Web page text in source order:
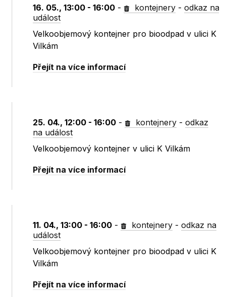
16. 05., 13:00 - 16:00 - kontejnery -odkaz na
událost
Velkoobjemový kontejner pro bioodpad v ulici K
Vilkám
Přejít na více informací
25. 04., 12:00 - 16:00 - kontejnery -odkaz
na událost
Velkoobjemový kontejner v ulici K Vilkám
Přejít na více informací
11. 04., 13:00 - 16:00 - kontejnery -odkaz na
událost
Velkoobjemový kontejner pro bioodpad v ulici K
Vilkám
Přejít na více informací